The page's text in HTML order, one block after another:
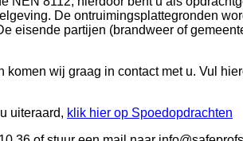
De ontruimingsplattegronden
eisende partijen (brandweer of
wij graag in contact met u. Vul
uiteraard, klik hier op Spoedopdrachten